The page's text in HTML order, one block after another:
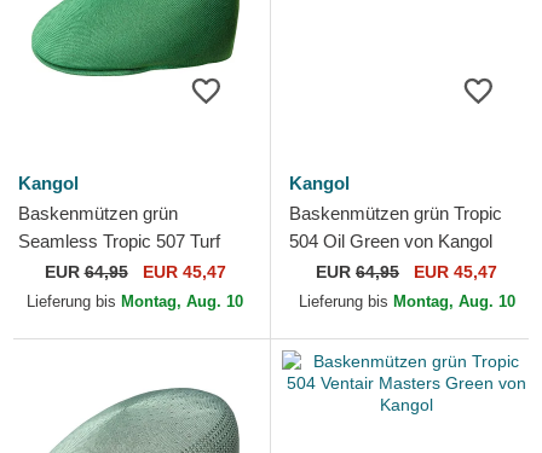
Kangol
Baskenmützen grün
Seamless Tropic 507 Turf
Green von Kangol
EUR64,95 EUR 45,47
Lieferung bis Montag, Aug. 10
Kangol
Baskenmützen grün Tropic
504 Oil Green von Kangol
EUR 64,95 EUR 45,47
Lieferung bis Montag, Aug. 10